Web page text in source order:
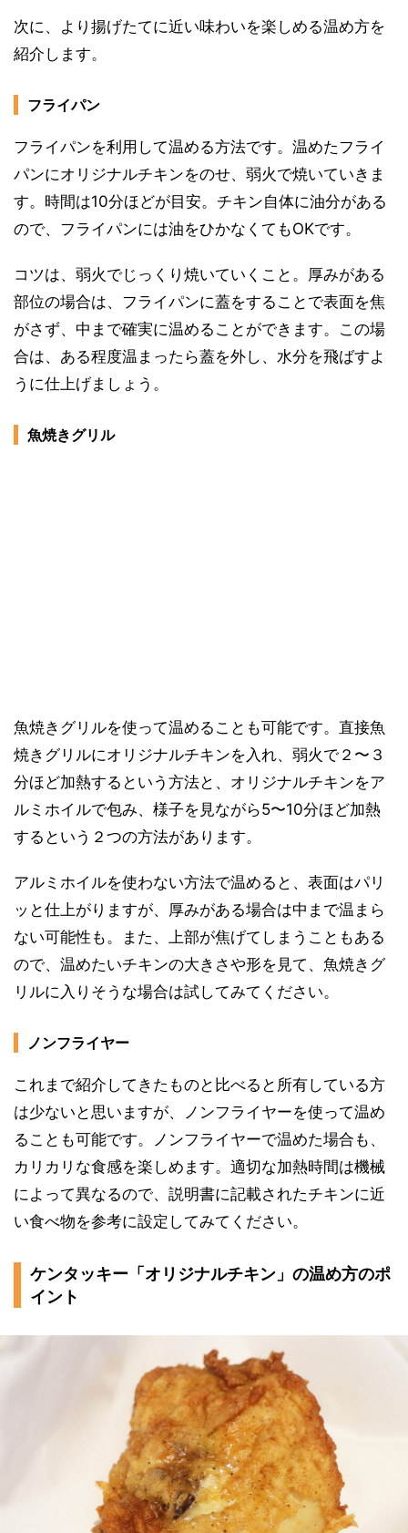
次に、より揚げたてに近い味わいを楽しめる温め方を
紹介します。
フライパン
フライパンを利用して温める方法です。温めたフライ
パンにオリジナルチキンをのせ、弱火で焼いていきま
す。時間は10分ほどが目安。チキン自体に油分がある
ので、フライパンには油をひかなくてもOKです。
コツは、弱火でじっくり焼いていくこと。厚みがある
部位の場合は、フライパンに蓋をすることで表面を焦
がさず、中まで確実に温めることができます。この場
合は、ある程度温まったら蓋を外し、水分を飛ばすよ
うに仕上げましょう。
魚焼きグリル
魚焼きグリルを使って温めることも可能です。直接魚
焼きグリルにオリジナルチキンを入れ、弱火で２〜３
分ほど加熱するという方法と、オリジナルチキンをア
ルミホイルで包み、様子を見ながら5〜10分ほど加熱
するという２つの方法があります。
アルミホイルを使わない方法で温めると、表面はパリ
ッと仕上がりますが、厚みがある場合は中まで温まら
ない可能性も。また、上部が焦げてしまうこともある
ので、温めたいチキンの大きさや形を見て、魚焼きグ
リルに入りそうな場合は試してみてください。
ノンフライヤー
これまで紹介してきたものと比べると所有している方
は少ないと思いますが、ノンフライヤーを使って温め
ることも可能です。ノンフライヤーで温めた場合も、
カリカリな食感を楽しめます。適切な加熱時間は機械
によって異なるので、説明書に記載されたチキンに近
い食べ物を参考に設定してみてください。
ケンタッキー「オリジナルチキン」の温め方のポ
イント